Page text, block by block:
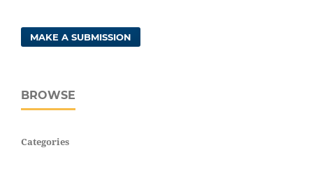
MAKE A SUBMISSION
BROWSE
Categories